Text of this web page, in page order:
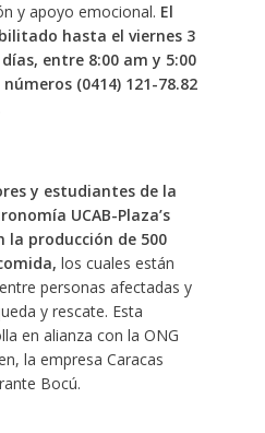
y apoyo emocional. El
hasta el viernes 3
entre 8:00 am y 5:00
números (0414) 121-78.82
y estudiantes de la
UCAB-Plaza’s
la producción de 500
los cuales están
personas afectadas y
y rescate. Esta
en alianza con la ONG
la empresa Caracas
Bocú.